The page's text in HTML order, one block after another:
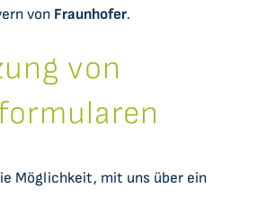
von Fraunhofer.
von
Möglichkeit, mit uns über ein